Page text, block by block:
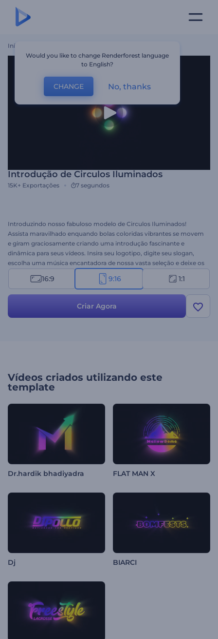
Início
Introdução de Circulos Iluminados
15K+ Exportações 7 segundos
Introduzindo nosso fabuloso modelo de Circulos Iluminados!
Assista maravilhado enquando bolas coloridas vibrantes se movem
e giram graciosamente criando uma introdução fascinante e
dinâmica para seus vídeos. Insira seu logotipo, digite seu slogan,
escolha uma música encantadora de nossa vasta seleção e deixe os
círculos iluminarem o seu conteúdo em uma apresentação
visualmente cativante. Perfeito para introduções de concertos ou
projetos. Crie agora mesmo e conquiste sua audiência logo de cara!
16:9 9:16 1:1
Criar Agora
Vídeos criados utilizando este
template
Dr.hardik bhadiyadra FLAT MAN X
Dj BIARCI
Would you like to change Renderforest language
to English?
CHANGE No, thanks